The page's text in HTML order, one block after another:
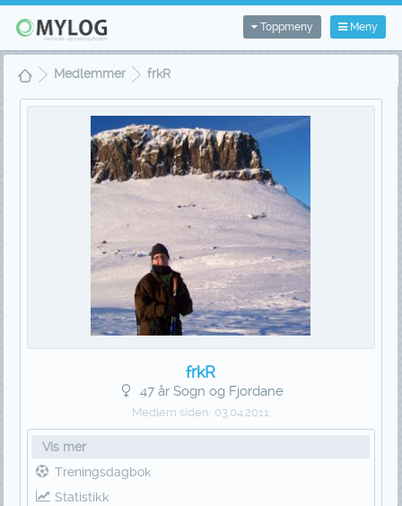
Meny
Toppmeny
Medlemmer frkR
frkR
47 år Sogn og Fjordane
Medlem siden: 03.04.2011
Vis mer
Treningsdagbok
Statistikk